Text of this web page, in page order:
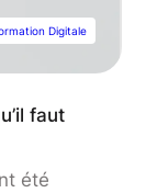
Digitale
faut
été